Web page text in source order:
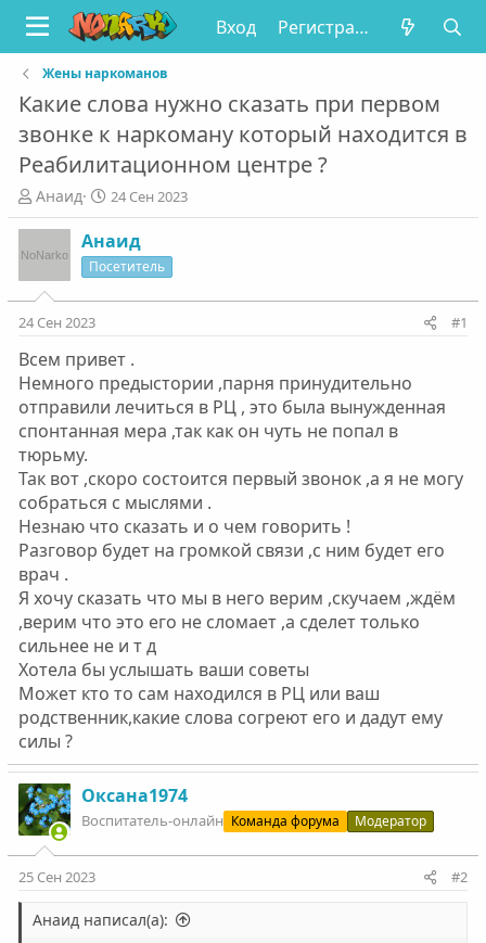
Вход Регистрация
Жены наркоманов
Какие слова нужно сказать при первом
звонке к наркоману который находится в
Реабилитационном центре ?
А
в
т
о
р
т
е
ы
Анаид
Д
а
т
а
н
а
л
а
24 Сен 2023
Анаид
Посетитель
24 Сен 2023 #1
Всем привет .
Немного предыстории ,парня принудительно
отправили лечиться в РЦ , это была вынужденная
спонтанная мера ,так как он чуть не попал в
тюрьму.
Так вот ,скоро состоится первый звонок ,а я не могу
собраться с мыслями .
Незнаю что сказать и о чем говорить !
Разговор будет на громкой связи ,с ним будет его
врач .
Я хочу сказать что мы в него верим ,скучаем ,ждём
,верим что это его не сломает ,а сделет только
сильнее не и т д
Хотела бы услышать ваши советы
Может кто то сам находился в РЦ или ваш
родственник,какие слова согреют его и дадут ему
силы ?
Оксана1974
Воспитатель-онлайн Команда форума Модератор
25 Сен 2023 #2
Анаид написал(а):